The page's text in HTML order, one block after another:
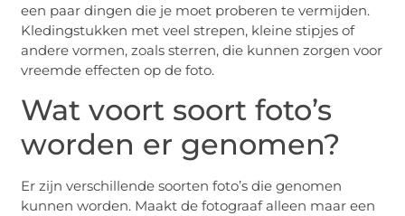
een paar dingen die je moet proberen te vermijden.
Kledingstukken met veel strepen, kleine stipjes of
andere vormen, zoals sterren, die kunnen zorgen voor
vreemde effecten op de foto.
Wat voort soort foto’s
worden er genomen?
Er zijn verschillende soorten foto’s die genomen
kunnen worden. Maakt de fotograaf alleen maar een